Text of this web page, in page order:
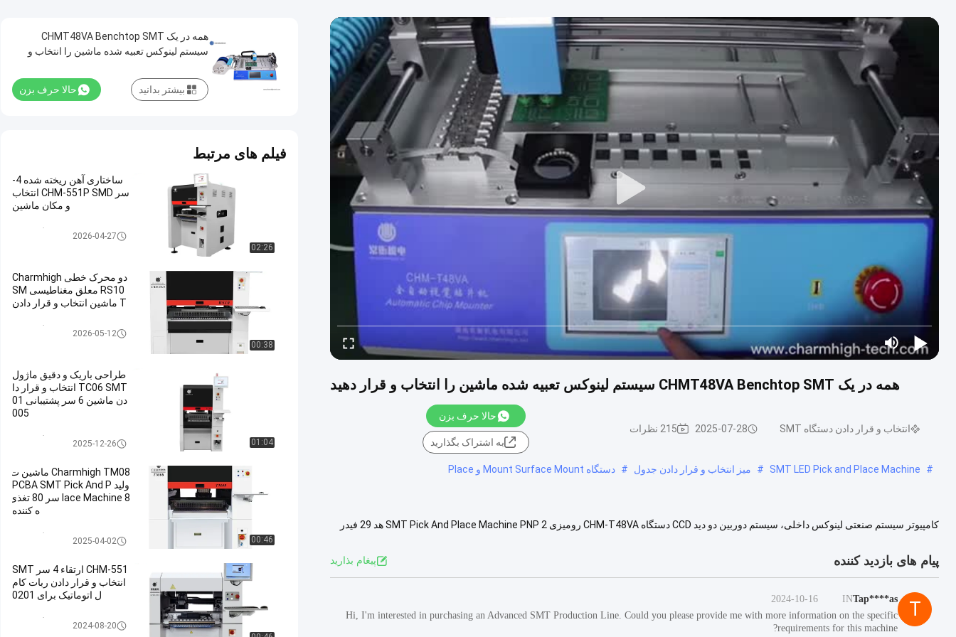
همه در یک CHMT48VA Benchtop SMT سیستم لینوکس تعبیه شده ماشین را انتخاب و قرار دهید
انتخاب و قرار دادن دستگاه SMT 2025-07-28 215 نظرات
حالا حرف بزن
به اشتراک بگذارید
#
SMT LED Pick and Place Machine
# میز انتخاب و قرار دادن جدول # دستگاه Mount Surface Mount و Place
کامپیوتر سیستم صنعتی لینوکس داخلی، سیستم دوربین دو دید CCD دستگاه CHM-T48VA رومیزی SMT Pick And Place Machine PNP​ 2 هد 29 فیدر
پیام های بازدید کننده پيغام بذاريد
T
Tap****as
IN
2024-10-16
Hi, I'm interested in purchasing an Advanced SMT Production Line. Could you please provide me with more information on the specific
requirements for this machine?
همه در یک CHMT48VA Benchtop SMT
سیستم لینوکس تعبیه شده ماشین را انتخاب و
حالا حرف بزن بیشتر بدانید
فیلم های مرتبط
02:26
ساختاری آهن ریخته شده 4-
سر CHM-551P SMD انتخاب
و مکان ماشین
انتخاب و قرار دادن دستگاه SMT
2026-04-27
00:38
دو محرک خطی Charmhigh
RS10 معلق مغناطیسی SM
T ماشین انتخاب و قرار دادن
انتخاب و قرار دادن دستگاه SMT
2026-05-12
01:04
طراحی باریک و دقیق ماژول
TC06 SMT انتخاب و قرار دا
دن ماشین 6 سر پشتیبانی 01
005
انتخاب و قرار دادن دستگاه SMT
2025-12-26
00:46
Charmhigh TM08 ماشین ت
ولید PCBA SMT Pick And P
lace Machine 8 سر 80 تغذی
ه کننده
انتخاب و قرار دادن دستگاه SMT
2025-04-02
CHM-551 ارتقاء 4 سر SMT
انتخاب و قرار دادن ربات کام
ل اتوماتیک برای 0201
انتخاب و قرار دادن دستگاه SMT
2024-08-20